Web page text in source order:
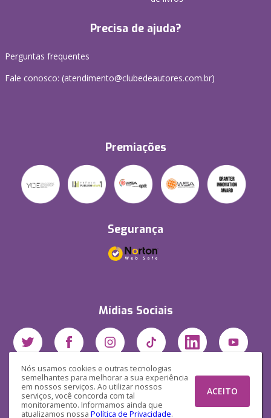
Nós usamos cookies e outras tecnologias
semelhantes para melhorar a sua experiência
em nossos serviços. Ao utilizar nossos
serviços, você concorda com tal
monitoramento. Informamos ainda que
atualizamos nossa Política de Privacidade.
ACEITO
Precisa de ajuda?
Perguntas frequentes
Fale conosco: (atendimento@clubedeautores.com.br)
Premiações
Segurança
Mídias Sociais